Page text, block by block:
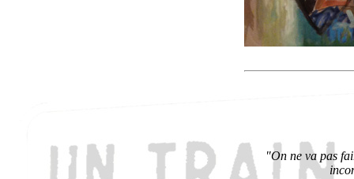
"On ne va pas